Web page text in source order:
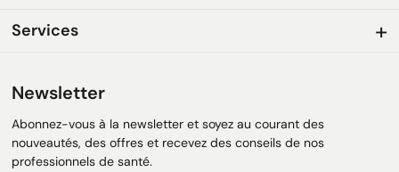
Services
Newsletter
Abonnez-vous à la newsletter et soyez au courant des
nouveautés, des offres et recevez des conseils de nos
professionnels de santé.